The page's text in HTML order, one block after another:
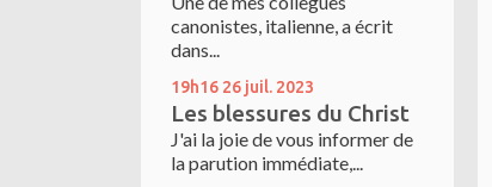
canonistes, italienne, a écrit
dans...
19h16 26 juil. 2023
Les blessures du Christ
J'ai la joie de vous informer de
la parution immédiate,...